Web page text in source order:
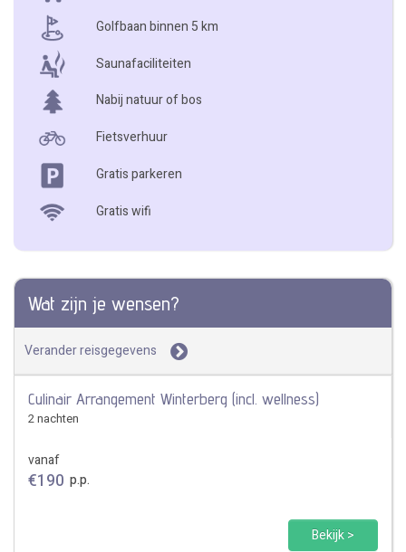
Golfbaan binnen 5 km
Saunafaciliteiten
Nabij natuur of bos
Fietsverhuur
Gratis parkeren
Gratis wifi
Wat zijn je wensen?
Verander reisgegevens
Culinair Arrangement Winterberg (incl. wellness)
2 nachten
vanaf
€190 p.p.
Bekijk >